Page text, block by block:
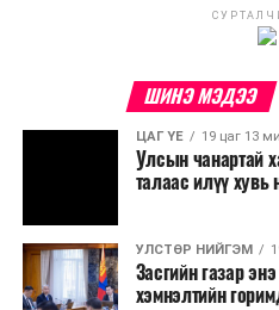
Трамвайн системийг
суурилсан хот
зогсоолуудыг түшиглэсэн
сууцны шинэ бүсүүд бий
зэрэгцээ ажлын байр
бизнесийн үйл ажиллагаа
хөрөнгийн үнэ цэнэ өсөх
үр нөлөө үзүүлнэ гэж
ШИНЭ МЭДЭЭ
ЦАГ ҮЕ 19 цаг 13
Улсын чанартай
талаас илүү хувь
УЛСТӨР НИЙГЭМ
Засгийн газар
хэмнэлтийн